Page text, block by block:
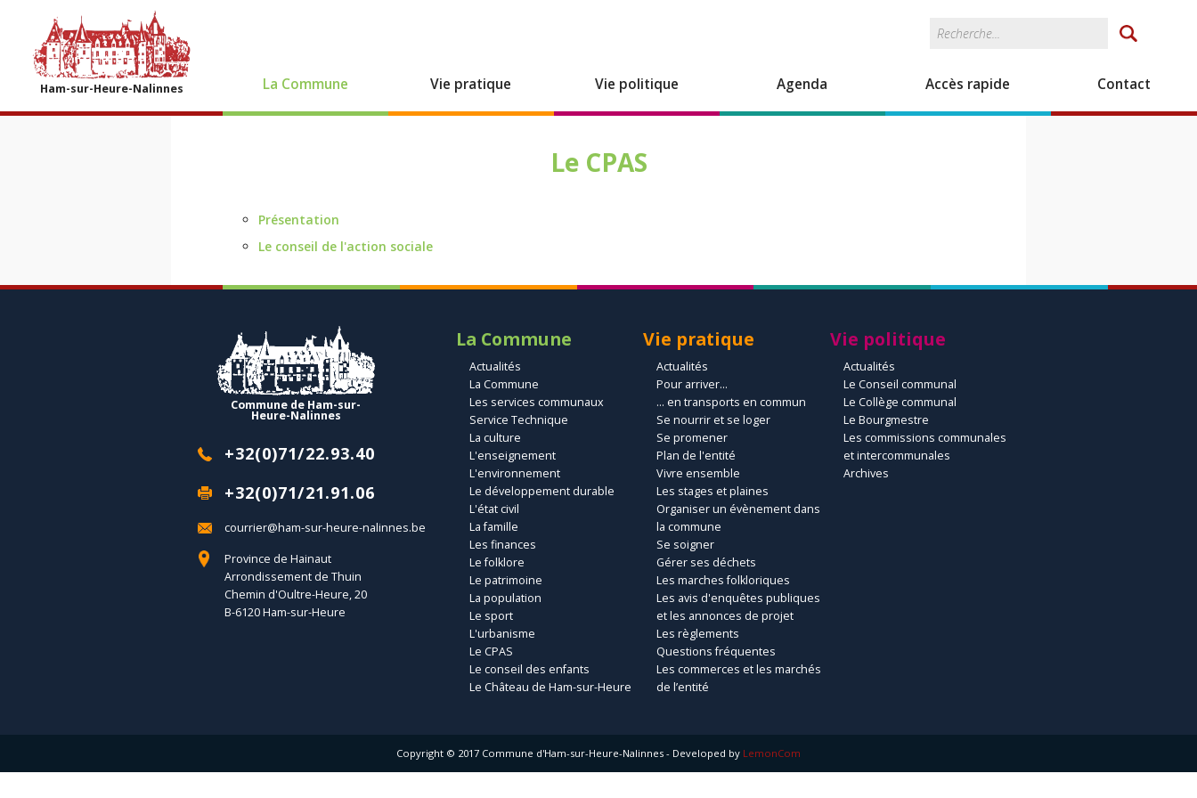
Ham-sur-Heure-Nalinnes La Commune Vie pratique Vie politique Agenda Accès rapide Contact
Formulaire de
recherche
Le CPAS
Présentation
Le conseil de l'action sociale
Commune de Ham-sur-
Heure-Nalinnes
+32(0)71/22.93.40
+32(0)71/21.91.06
courrier@ham-sur-heure-nalinnes.be
Province de Hainaut
Arrondissement de Thuin
Chemin d'Oultre-Heure, 20
B-6120 Ham-sur-Heure
La Commune
Actualités
La Commune
Les services communaux
Service Technique
La culture
L'enseignement
L'environnement
Le développement durable
L'état civil
La famille
Les finances
Le folklore
Le patrimoine
La population
Le sport
L'urbanisme
Le CPAS
Le conseil des enfants
Le Château de Ham-sur-Heure
Vie pratique
Actualités
Pour arriver...
... en transports en commun
Se nourrir et se loger
Se promener
Plan de l'entité
Vivre ensemble
Les stages et plaines
Organiser un évènement dans
la commune
Se soigner
Gérer ses déchets
Les marches folkloriques
Les avis d'enquêtes publiques
et les annonces de projet
Les règlements
Questions fréquentes
Les commerces et les marchés
de l’entité
Vie politique
Actualités
Le Conseil communal
Le Collège communal
Le Bourgmestre
Les commissions communales
et intercommunales
Archives
Copyright © 2017 Commune d'Ham-sur-Heure-Nalinnes - Developed by LemonCom